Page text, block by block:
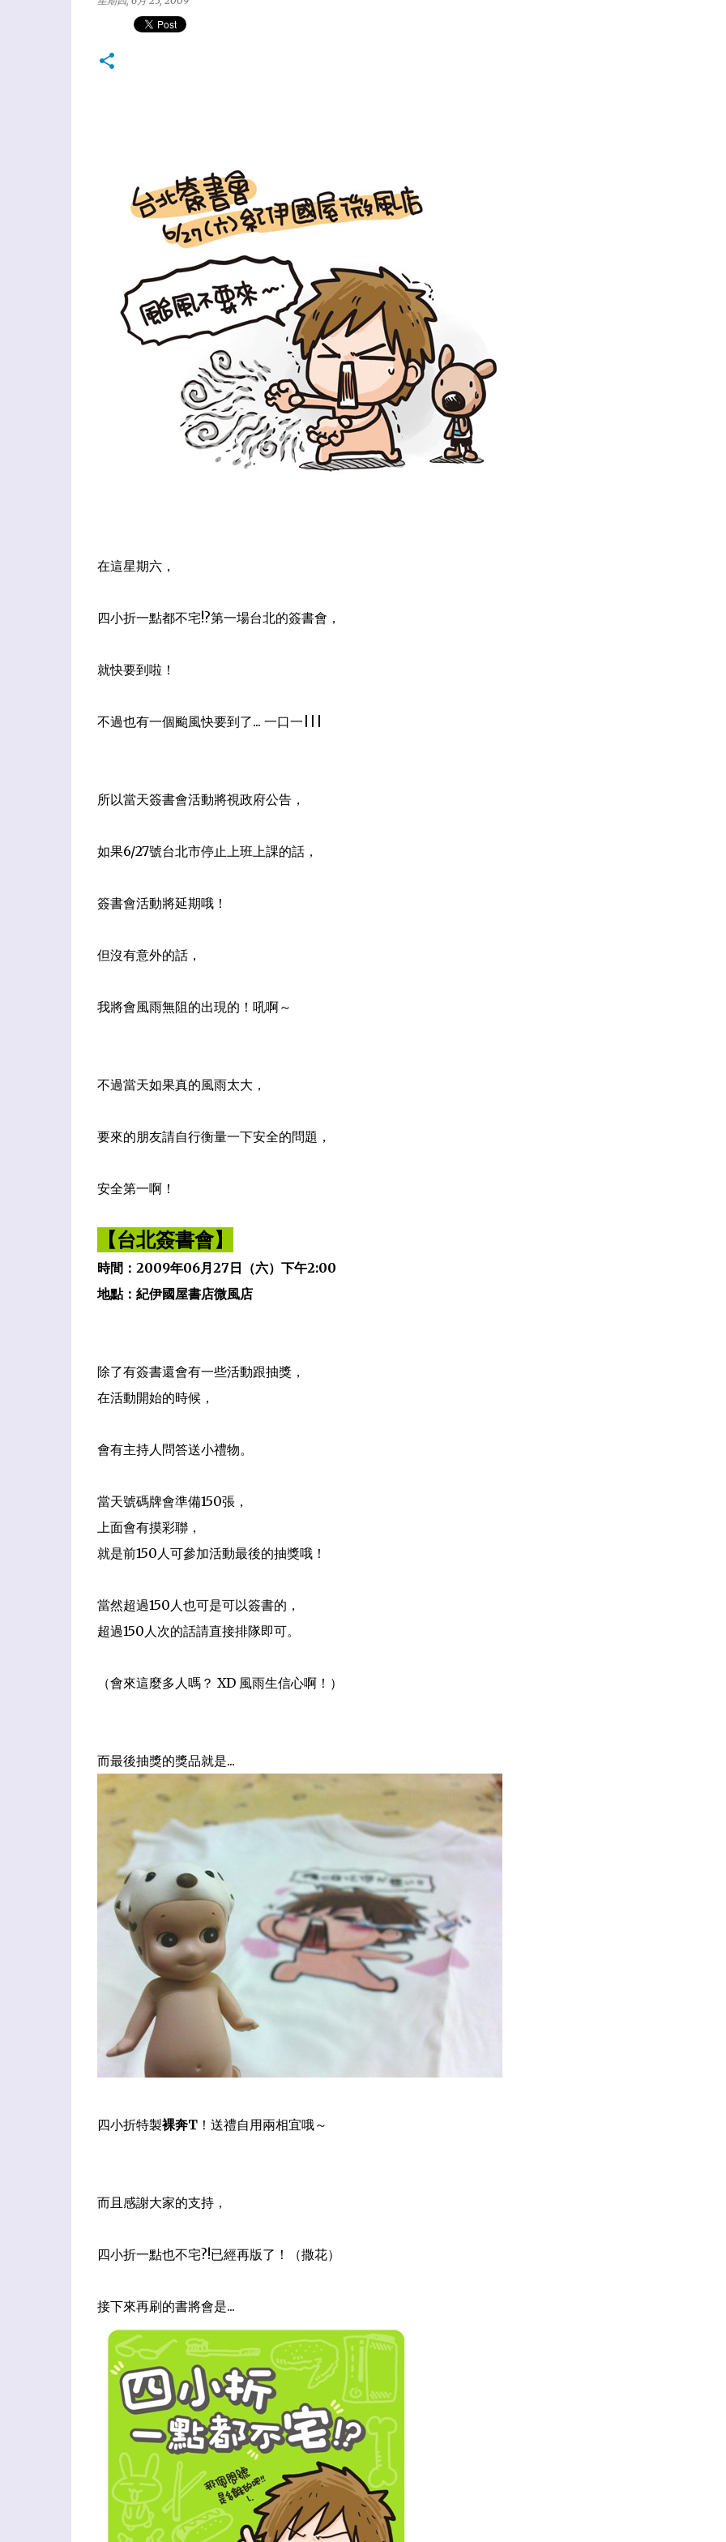
在這星期六，
四小折一點都不宅!?第一場台北的簽書會，
就快要到啦！
不過也有一個颱風快要到了... 一口一|||
所以當天簽書會活動將視政府公告，
如果6/27號台北市停止上班上課的話，
簽書會活動將延期哦！
但沒有意外的話，
我將會風雨無阻的出現的！吼啊～
不過當天如果真的風雨太大 ，
要來的朋友請自行衡量一下安全的問題 ，
安全第一啊！
【台北簽書會】
時間：2009年06月27日（六）下午2:00
地點：紀伊國屋書店微風店
除了有簽書還會有一些活動跟抽獎，
在活動開始的時候，
會有主持人問答送小禮物。
當天號碼牌會準備150張，
上面會有摸彩聯，
就是前150人可參加活動最後的抽獎哦！
當然超過150人也可是可以簽書的 ，
超過150人次的話請直接排隊即可。
（會來這麼多人嗎？ XD 風雨生信心啊！）
而最後抽獎的獎品就是...
四小折特製裸奔T！送禮自用兩相宜哦～
而且感謝大家的支持，
四小折一點也不宅?!已經再版了！（撒花）
接下來再刷的書將會是...